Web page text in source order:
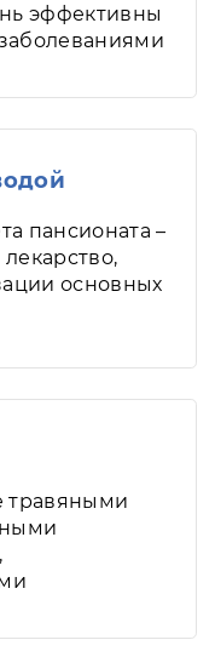
эффективны
пансионата –
основных
травяными